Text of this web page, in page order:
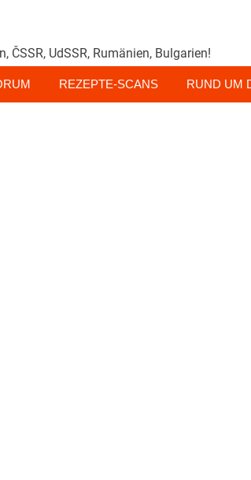
ČSSR, UdSSR, Rumänien, Bulgarien!
REZEPTE-SCANS RUND UM